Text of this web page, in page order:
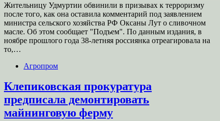
Жительницу Удмуртии обвинили в призывах к терроризму
после того, как она оставила комментарий под заявлением
министра сельского хозяйства РФ Оксаны Лут о сливочном
масле. Об этом сообщает "Подъем". По данным издания, в
ноябре прошлого года 38-летняя россиянка отреагировала на
то,…
Агропром
Клепиковская прокуратура
предписала демонтировать
майнинговую ферму